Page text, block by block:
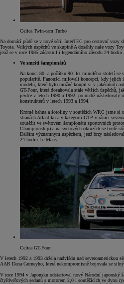
Celica Twin-cam Turbo
Na domácí půdě se v nové sérii InterTEC pro cestovní vozy
Toyota. Velkých úspěchů ve skupině A dosáhly naše vozy
jenž se v roce 1985 zúčastnil i legendárního závodu 24 hodin
Ve smršti šampionátů
Na konci 80. a počátku 90. let minulého století se
popularitě. Fanoušci milovali koncepci, kdy jejich
modelů, které bylo možné koupit si v jakémkoli
GT-Four, která dosahovala stále větších
jezdce v letech 1990 a 1992, po nichž
konstruktérů v letech 1993 a 1994.
Kromě bahna a šotoliny v soutěžích WRC jsme
stranách Atlantiku a v kategorii GTP v rámci
soutěžit ve světovém šampionátu sportovních
Championship) a na světových okruzích se tvrdě
Dalším významným úspěchem, jenž brzy
24 hodin Le Mans.
Celica GT-Four
V letech 1992 a 1993 držela nadvládu nad severoamerickou
AAR Dana Gurneyho, která nekompromisně bojovala se
V roce 1994 v Japonsku odstartoval nový Národní japonský
čtyřdveřových sedanů s motorem 2,0 l soutěžících ve dvou